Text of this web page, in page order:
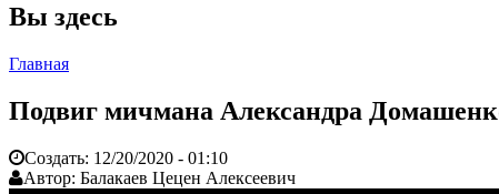
Вы здесь
Главная
Подвиг мичмана Александра
Создать: 12/20/2020 - 01:10
Автор: Балакаев Цецен Алексеевич